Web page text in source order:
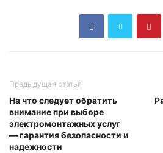
Предыдущая статья
На что следует обратить
внимание при выборе
электромонтажных услуг
— гарантия безопасности и
надежности